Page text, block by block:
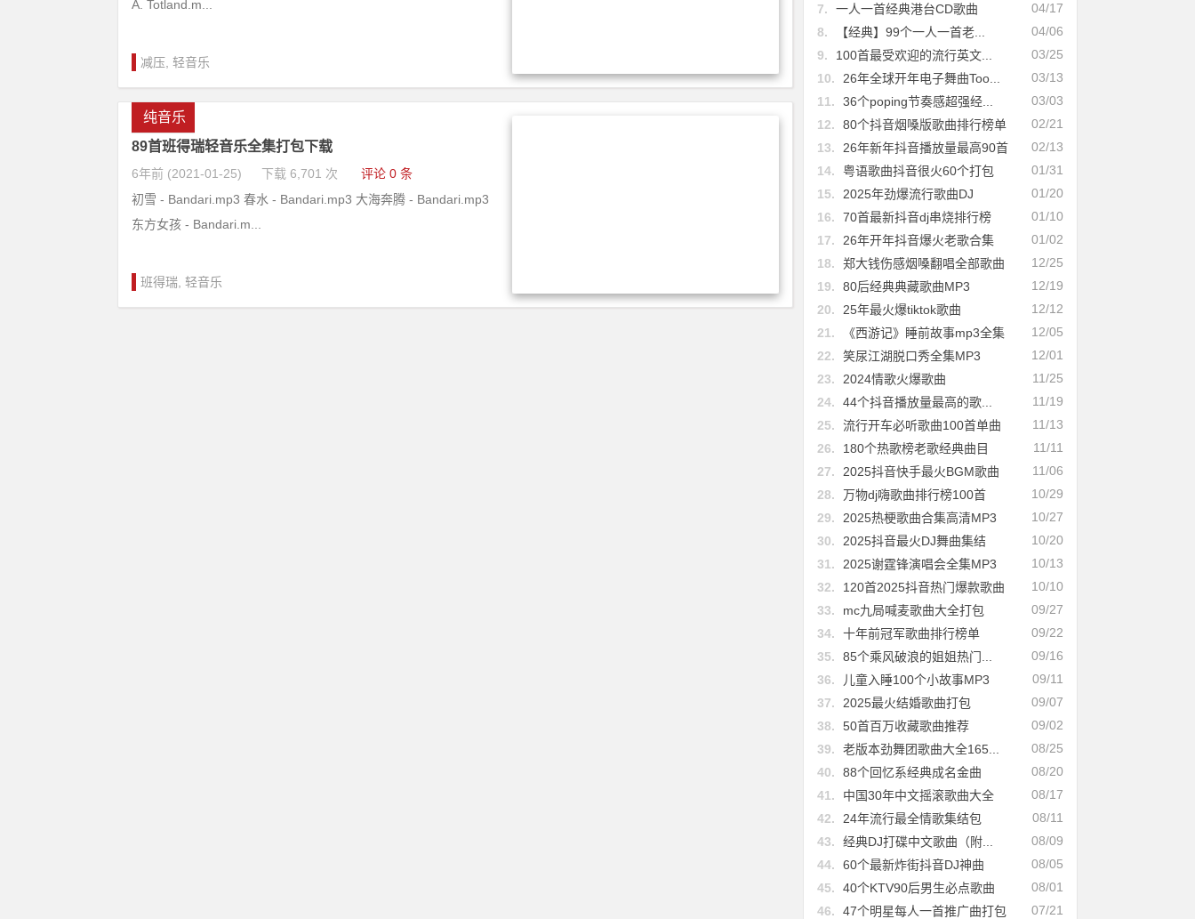
A. Totland.m...
减压 轻音乐
89首班得瑞轻音乐全集打包下载
6年前 (2021-01-25) 下载 6,701 次 评论 0 条
纯音乐
初雪 - Bandari.mp3 春水 - Bandari.mp3 大海奔腾 - Bandari.mp3
东方女孩 - Bandari.m...
班得瑞 轻音乐
04/17
7.
一人一首经典港台CD歌曲
04/06
8.
【经典】99个一人一首老...
03/25
9.
100首最受欢迎的流行英文...
03/13
10.
26年全球开年电子舞曲Too...
03/03
11.
36个poping节奏感超强经...
02/21
12.
80个抖音烟嗓版歌曲排行榜单
02/13
13.
26年新年抖音播放量最高90首
01/31
14.
粤语歌曲抖音很火60个打包
01/20
15.
2025年劲爆流行歌曲DJ
01/10
16.
70首最新抖音dj串烧排行榜
01/02
17.
26年开年抖音爆火老歌合集
12/25
18.
郑大钱伤感烟嗓翻唱全部歌曲
12/19
19.
80后经典典藏歌曲MP3
12/12
20.
25年最火爆tiktok歌曲
12/05
21.
《西游记》睡前故事mp3全集
12/01
22.
笑尿江湖脱口秀全集MP3
11/25
23.
2024情歌火爆歌曲
11/19
24.
44个抖音播放量最高的歌...
11/13
25.
流行开车必听歌曲100首单曲
11/11
26.
180个热歌榜老歌经典曲目
11/06
27.
2025抖音快手最火BGM歌曲
10/29
28.
万物dj嗨歌曲排行榜100首
10/27
29.
2025热梗歌曲合集高清MP3
10/20
30.
2025抖音最火DJ舞曲集结
10/13
31.
2025谢霆锋演唱会全集MP3
10/10
32.
120首2025抖音热门爆款歌曲
09/27
33.
mc九局喊麦歌曲大全打包
09/22
34.
十年前冠军歌曲排行榜单
09/16
35.
85个乘风破浪的姐姐热门...
09/11
36.
儿童入睡100个小故事MP3
09/07
37.
2025最火结婚歌曲打包
09/02
38.
50首百万收藏歌曲推荐
08/25
39.
老版本劲舞团歌曲大全165...
08/20
40.
88个回忆系经典成名金曲
08/17
41.
中国30年中文摇滚歌曲大全
08/11
42.
24年流行最全情歌集结包
08/09
43.
经典DJ打碟中文歌曲（附...
08/05
44.
60个最新炸街抖音DJ神曲
08/01
45.
40个KTV90后男生必点歌曲
07/21
46.
47个明星每人一首推广曲打包